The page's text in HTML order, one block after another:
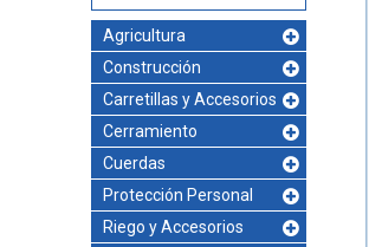
Agricultura
Construcción
Carretillas y Accesorios
Cerramiento
Cuerdas
Protección Personal
Riego y Accesorios